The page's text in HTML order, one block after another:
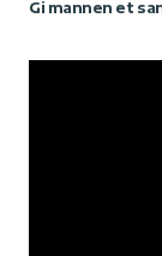
Gi mannen et